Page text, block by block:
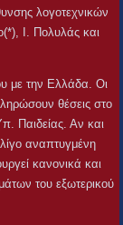
λογοτεχνικών
Ι. Πολυλάς και
με την Ελλάδα. Οι
θέσεις στο
Παιδείας. Αν και
αναπτυγμένη
κανονικά και
του εξωτερικού